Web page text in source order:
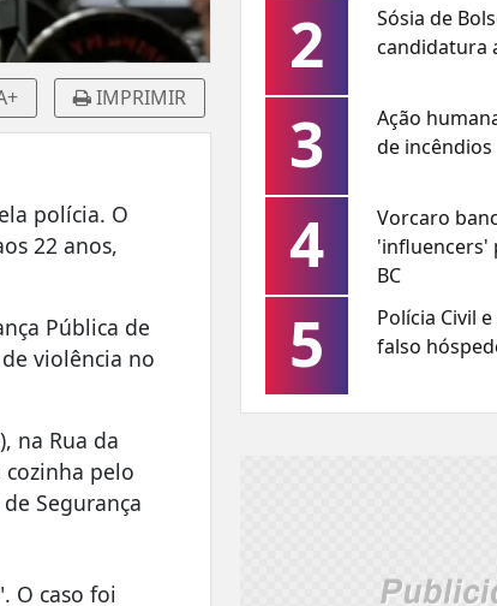
IMPRIMIR
polícia. O
22 anos,
Pública de
violência no
na Rua da
pelo
Segurança
O caso foi
2
Sósia de
candidatura
3
Ação
de incêndios
4
Vorcaro
'influencers'
BC
5
Polícia Civil
falso